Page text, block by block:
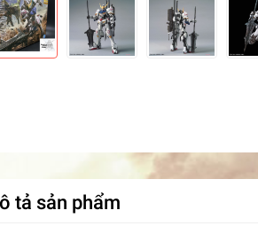
tả sản phẩm